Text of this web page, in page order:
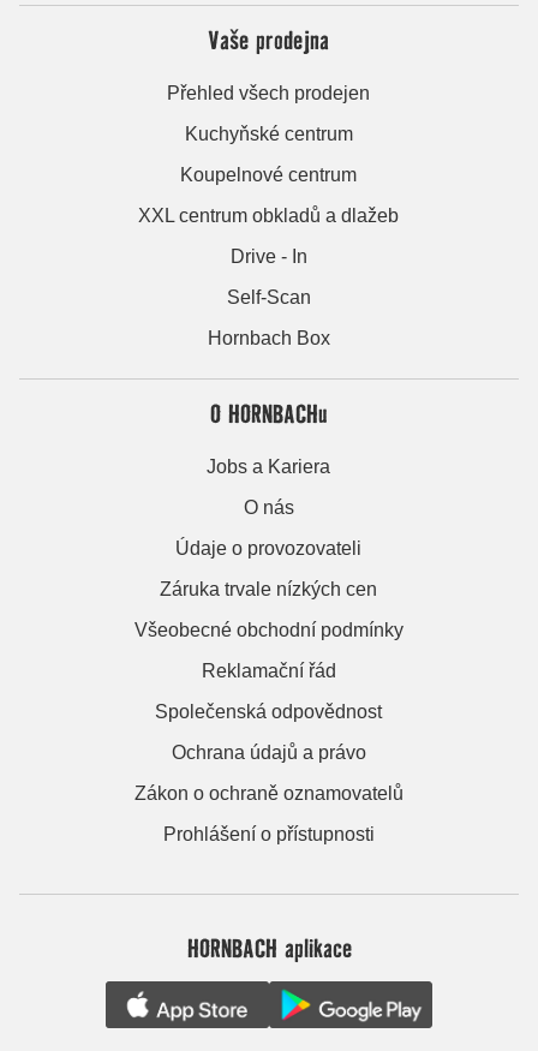
Vaše prodejna
Přehled všech prodejen
Kuchyňské centrum
Koupelnové centrum
XXL centrum obkladů a dlažeb
Drive - In
Self-Scan
Hornbach Box
O HORNBACHu
Jobs a Kariera
O nás
Údaje o provozovateli
Záruka trvale nízkých cen
Všeobecné obchodní podmínky
Reklamační řád
Společenská odpovědnost
Ochrana údajů a právo
Zákon o ochraně oznamovatelů
Prohlášení o přístupnosti
HORNBACH aplikace